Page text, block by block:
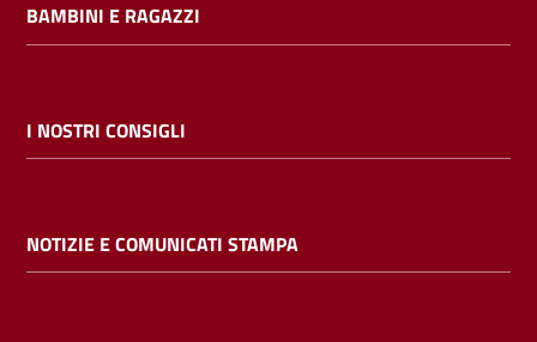
Cerca nei
cataloghi
Chiedi al
BAMBINI E RAGAZZI
I NOSTRI CONSIGLI
NOTIZIE E COMUNICATI STAMPA